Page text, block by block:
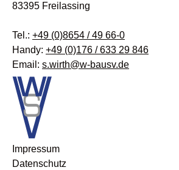
83395 Freilassing
Tel.: +49 (0)8654 / 49 66-0
Handy: +49 (0)176 / 633 29 846
Email: s.wirth@w-bausv.de
Impressum
Datenschutz